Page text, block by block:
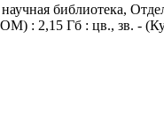
библиотека,
: 2,15 Гб : цв., зв. -